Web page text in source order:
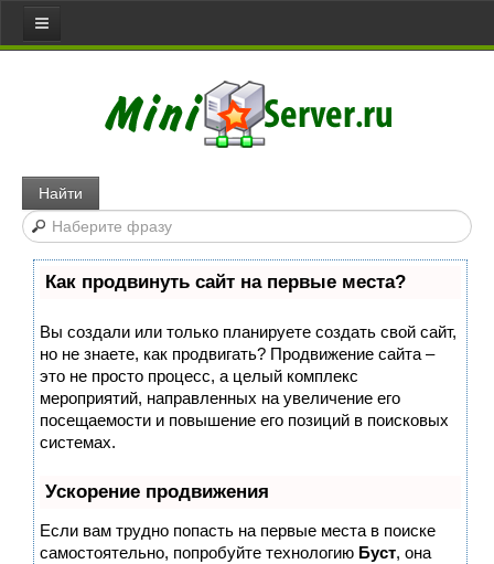
Найти
Как продвинуть сайт на первые места?
Вы создали или только планируете создать свой сайт,
но не знаете, как продвигать? Продвижение сайта –
это не просто процесс, а целый комплекс
мероприятий, направленных на увеличение его
посещаемости и повышение его позиций в поисковых
системах.
Ускорение продвижения
Если вам трудно попасть на первые места в поиске
самостоятельно, попробуйте технологию Буст, она
Web server
Игровой сервер
Медиа сервер
Файловый сервер
Сервер доступа
Коммуникативный сервер
Примеры серверов
Сайты
Joomla
Wordpress
HTML 5